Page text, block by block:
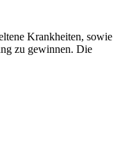
Krankheiten, sowie
zu gewinnen. Die